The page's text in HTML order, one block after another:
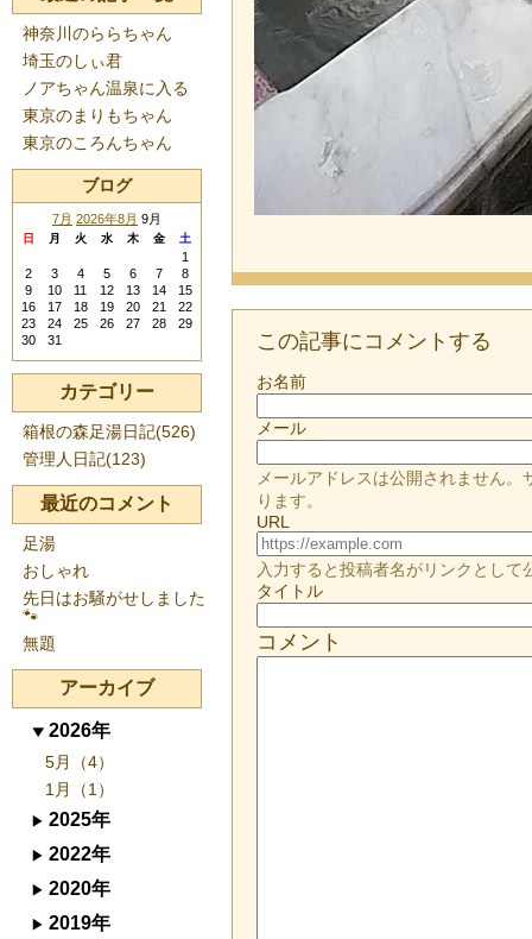
この記事にコメントする
お名前
メール
メールアドレスは公開されません
ります。
URL
入力すると投稿者名がリンクとして
タイトル
コメント
神奈川のららちゃん
埼玉のしぃ君
ノアちゃん温泉に入る
東京のまりもちゃん
東京のころんちゃん
ブログ
7月 2026年8月 9月
日 月 火 水 木 金 土
1
2
3 4 5 6 7
8
9
10 11 12 13 14
15
16
17 18 19 20 21
22
23
24 25 26 27 28
29
30
31
カテゴリー
箱根の森足湯日記(526)
管理人日記(123)
最近のコメント
足湯
おしゃれ
先日はお騒がせしました
🐾
無題
アーカイブ
2026年
5月（4）
1月（1）
2025年
2022年
2020年
2019年